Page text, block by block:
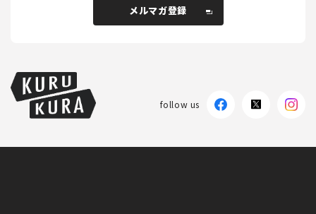
メルマガ登録
follow us